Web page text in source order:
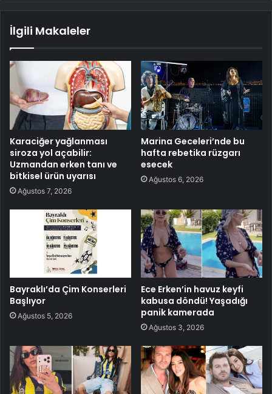
İlgili Makaleler
Karaciğer yağlanması
siroza yol açabilir:
Uzmandan erken tanı ve
bitkisel ürün uyarısı
Ağustos 7, 2026
Marina Geceleri’nde bu
hafta rebetika rüzgarı
esecek
Ağustos 6, 2026
Bayraklı’da Çim Konserleri
Başlıyor
Ağustos 5, 2026
Ece Erken’in havuz keyfi
kabusa döndü! Yaşadığı
panik kamerada
Ağustos 3, 2026